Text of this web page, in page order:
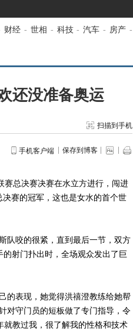
财经 - 世相 - 科技 - 汽车 - 房产 -
还没准备奥运
扫描到手机
手机客户端 保存到博客
总决赛决赛在水立方进行，闯进
赛的冠军，这也是女水的首个世
咬的很紧，直到最后一节，双方
射门扑出时，全场观众发出了巨
表现，她觉得洪禧澄教练给她帮
对守门员的短板做了专门指导，令
就教过我，很了解我的性格和技术